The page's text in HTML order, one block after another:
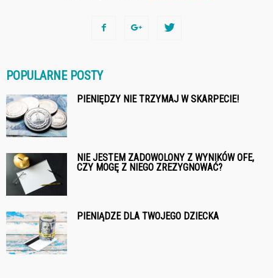
POPULARNE POSTY
PIENIĘDZY NIE TRZYMAJ W SKARPECIE!
NIE JESTEM ZADOWOLONY Z WYNIKÓW OFE,
CZY MOGĘ Z NIEGO ZREZYGNOWAĆ?
PIENIĄDZE DLA TWOJEGO DZIECKA